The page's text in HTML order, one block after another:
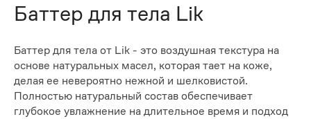
Баттер для тела Lik
Баттер для тела от Lik - это воздушная текстура на
основе натуральных масел, которая тает на коже,
делая ее невероятно нежной и шелковистой.
Полностью натуральный состав обеспечивает
глубокое увлажнение на длительное время и подход